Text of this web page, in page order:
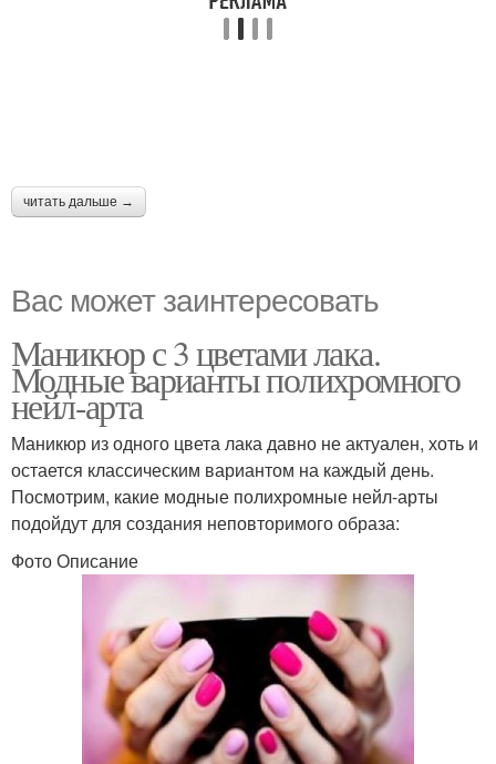
читать дальше →
Вас может заинтересовать
Маникюр с 3 цветами лака.
Модные варианты полихромного
нейл-арта
Маникюр из одного цвета лака давно не актуален, хоть и
остается классическим вариантом на каждый день.
Посмотрим, какие модные полихромные нейл-арты
подойдут для создания неповторимого образа:
Фото Описание